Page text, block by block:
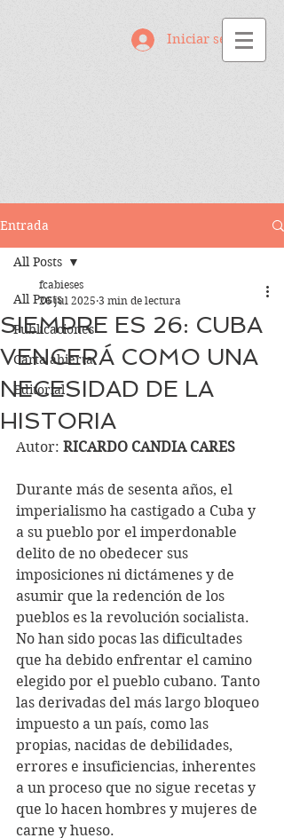
Iniciar sesión
Entrada
All Posts
Publicaciones
Carta abierta
Editorial
All Posts
SIEMPRE ES 26: CUBA
VENCERÁ COMO UNA
NECESIDAD DE LA
HISTORIA
fcabieses
26 jul 2025 3 min de lectura
Autor: RICARDO CANDIA CARES
Durante más de sesenta años, el
imperialismo ha castigado a Cuba y
a su pueblo por el imperdonable
delito de no obedecer sus
imposiciones ni dictámenes y de
asumir que la redención de los
pueblos es la revolución socialista.
No han sido pocas las dificultades
que ha debido enfrentar el camino
elegido por el pueblo cubano. Tanto
las derivadas del más largo bloqueo
impuesto a un país, como las
propias, nacidas de debilidades,
errores e insuficiencias, inherentes
a un proceso que no sigue recetas y
que lo hacen hombres y mujeres de
carne y hueso.